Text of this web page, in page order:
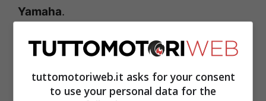
Yamaha.
Top Gun, infatti, è un vecchio pallino della
l’opportunità di accaparrarselo. “Quando
tuttomotoriweb.it asks for your consent
to use your personal data for the